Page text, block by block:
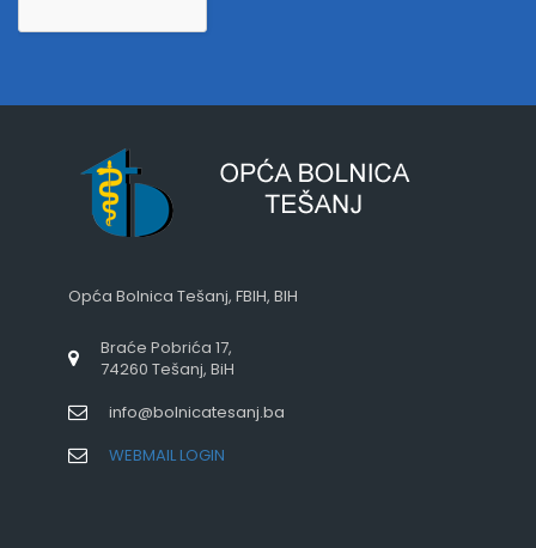
Opća Bolnica Tešanj, FBIH, BIH
Braće Pobrića 17,
74260 Tešanj, BiH
info@bolnicatesanj.ba
WEBMAIL LOGIN